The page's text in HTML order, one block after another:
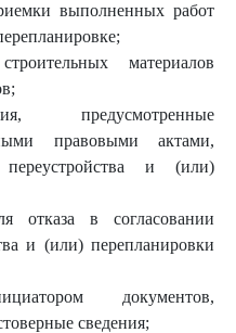
выполненных работ
материалов
предусмотренные
правовыми актами,
и (или)
отказа в согласовании
и (или) перепланировки
документов,
сведения;